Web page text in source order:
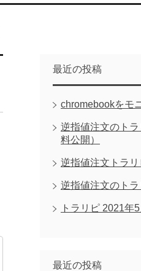
最近の投稿
chromebookをモ
逆指値注文のト
料公開）
逆指値注文トラ
逆指値注文のト
トラリピ 2021年
最近の投稿